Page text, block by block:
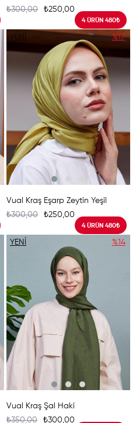
₺250,00
₺300,00
4 ÜRÜN 480₺
Vual Kraş Eşarp Zeytin Yeşil
₺250,00
₺300,00
4 ÜRÜN 480₺
%17
YENI
ÜRÜN
Vual Kraş Şal Haki
₺300,00
₺350,00
%14
YENI